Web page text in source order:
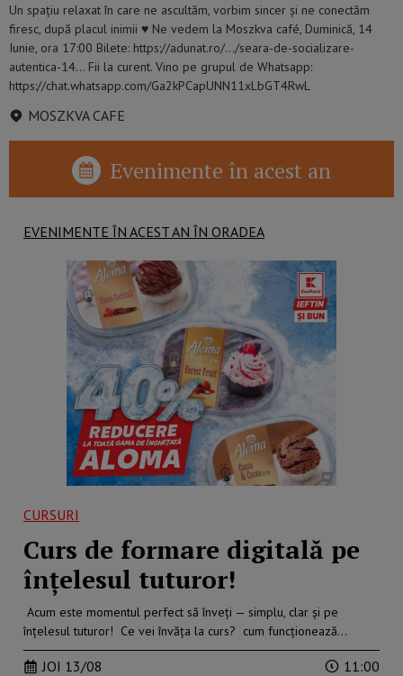
Un spațiu relaxat în care ne ascultăm, vorbim sincer și ne conectăm
firesc, după placul inimii ♥️ Ne vedem la Moszkva café, Duminică, 14
Iunie, ora 17:00 Bilete: https://adunat.ro/…/seara-de-socializare-
autentica-14… Fii la curent. Vino pe grupul de Whatsapp:
https://chat.whatsapp.com/Ga2kPCapUNN11xLbGT4RwL
MOSZKVA CAFE
Evenimente în acest an
EVENIMENTE ÎN ACEST AN ÎN ORADEA
CURSURI
Curs de formare digitală pe
înțelesul tuturor!
Acum este momentul perfect să înveți — simplu, clar și pe
înțelesul tuturor! Ce vei învăța la curs? cum funcționează…
JOI 13/08
11:00